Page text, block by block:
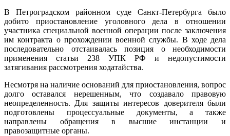
В Петроградском районном суде Санкт-Петербурга было
добито приостановление уголовного дела в отношении
участника специальной военной операции после заключения
им контракта о прохождении военной службы. В ходе дела
последовательно отстаивалась позиция о необходимости
применения статьи 238 УПК РФ и недопустимости
затягивания рассмотрения ходатайства.
Несмотря на наличие оснований для приостановления, вопрос
долго оставался нерешенным, что создавало правовую
неопределенность. Для защиты интересов доверителя были
подготовлены процессуальные документы, а также
направлены обращения в высшие инстанции и
правозащитные органы.